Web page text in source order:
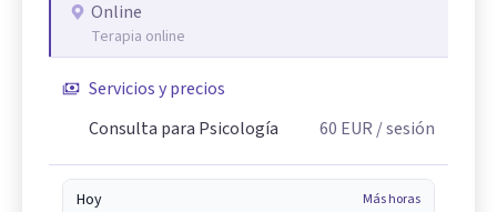
Online
Terapia online
Servicios y precios
Consulta para Psicología
60 EUR / sesión
Hoy Más horas